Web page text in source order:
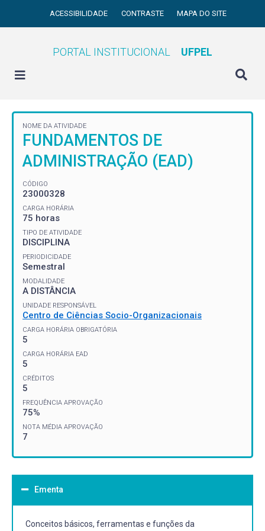
ACESSIBILIDADE CONTRASTE MAPA DO SITE
PORTAL INSTITUCIONAL UFPEL
NOME DA ATIVIDADE
FUNDAMENTOS DE
ADMINISTRAÇÃO (EAD)
CÓDIGO
23000328
CARGA HORÁRIA
75 horas
TIPO DE ATIVIDADE
DISCIPLINA
PERIODICIDADE
Semestral
MODALIDADE
A DISTÂNCIA
UNIDADE RESPONSÁVEL
Centro de Ciências Socio-Organizacionais
CARGA HORÁRIA OBRIGATÓRIA
5
CARGA HORÁRIA EAD
5
CRÉDITOS
5
FREQUÊNCIA APROVAÇÃO
75%
NOTA MÉDIA APROVAÇÃO
7
Ementa
Conceitos básicos, ferramentas e funções da